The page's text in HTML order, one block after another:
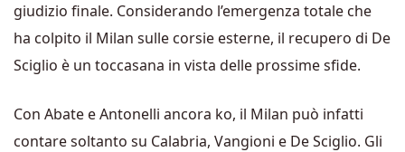
giudizio finale. Considerando l’emergenza totale che
ha colpito il Milan sulle corsie esterne, il recupero di De
Sciglio è un toccasana in vista delle prossime sfide.
Con Abate e Antonelli ancora ko, il Milan può infatti
contare soltanto su Calabria, Vangioni e De Sciglio. Gli